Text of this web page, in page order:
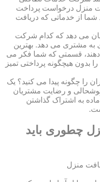
منزل درخواست پرداخت
از خدماتی که دریافت
می دهد که کدام شرکت
به مشتری می دهد. بهترین
قسمتی که شما فکر می
بدون هیچگونه پرداختی تمیز
را چگونه پیدا می کنید؟ یک
و رضایت مشتریان
به اشتراک گذاشتن
چطوری باید
منزل